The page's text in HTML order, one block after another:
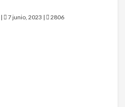
| 7 junio, 2023 | 2806